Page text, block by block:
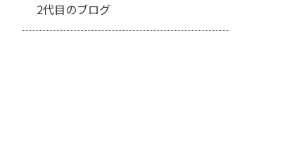
2代目のブログ